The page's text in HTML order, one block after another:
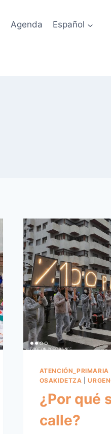
Agenda Español
ATENCIÓN_PRIMARIA
OSAKIDETZA
|
¿Por qué
calle?